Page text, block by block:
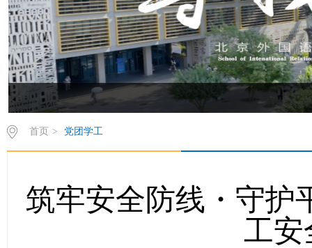
首页 > 党团学工
筑牢安全防线・守
工安